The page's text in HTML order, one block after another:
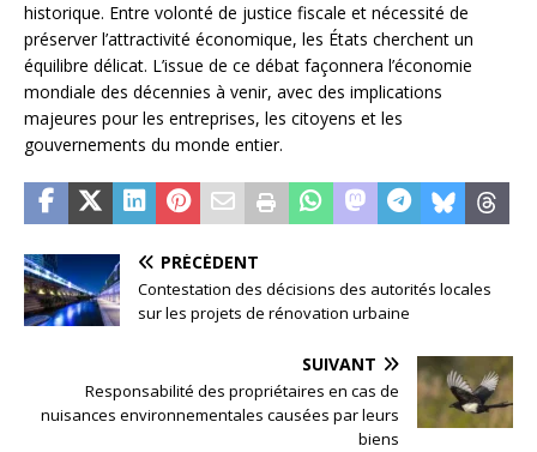
historique. Entre volonté de justice fiscale et nécessité de
préserver l’attractivité économique, les États cherchent un
équilibre délicat. L’issue de ce débat façonnera l’économie
mondiale des décennies à venir, avec des implications
majeures pour les entreprises, les citoyens et les
gouvernements du monde entier.
PRÉCÉDENT
Contestation des décisions des autorités locales
sur les projets de rénovation urbaine
SUIVANT
Responsabilité des propriétaires en cas de
nuisances environnementales causées par leurs
biens